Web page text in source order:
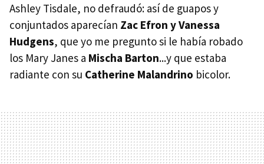
Ashley Tisdale, no defraudó: así de guapos y
conjuntados aparecían Zac Efron y Vanessa
Hudgens, que yo me pregunto si le había robado
los Mary Janes a Mischa Barton...y que estaba
radiante con su Catherine Malandrino bicolor.